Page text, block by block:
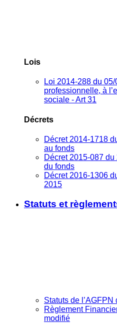
Lois
Loi 2014-288 du
professionnelle, à
sociale - Art 31
Décrets
Décret 2014-1718
au fonds
Décret 2015-087
du fonds
Décret 2016-1306
2015
Statuts et
Statuts de
Règlement
modifié